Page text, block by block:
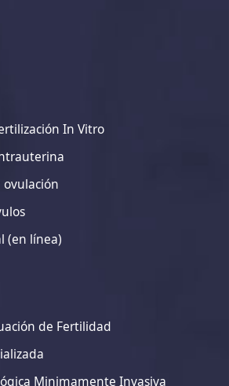
In Vitro
(en línea)
de Fertilidad
Minimamente Invasiva